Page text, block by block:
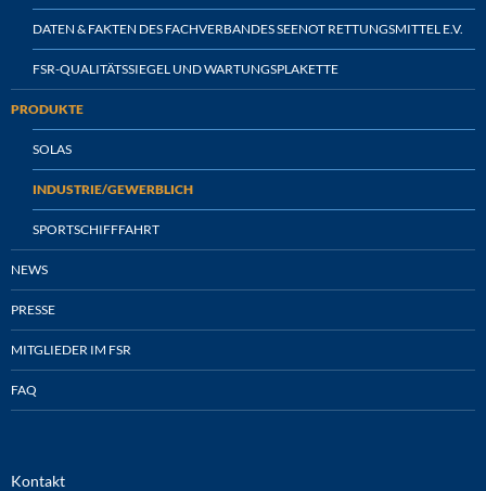
DATEN & FAKTEN DES FACHVERBANDES SEENOT RETTUNGSMITTEL E.V.
FSR-QUALITÄTSSIEGEL UND WARTUNGSPLAKETTE
PRODUKTE
SOLAS
INDUSTRIE/GEWERBLICH
SPORTSCHIFFFAHRT
NEWS
PRESSE
MITGLIEDER IM FSR
FAQ
Kontakt